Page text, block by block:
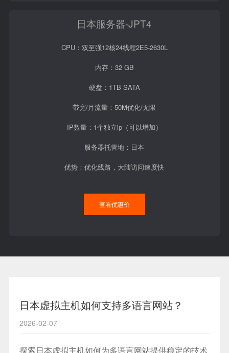
日本服务器-JPT4
CPU：双至强12核24线程2E5-2630L
内存：32 GB
硬盘：1TB SATA
带宽/月流量：50M优化/无限
IP数量：1个独立ip（可以增加）
服务器托管地：日本
优势：优化线路，大陆访问速度快
查看优惠价
日本虚拟主机如何支持多语言网站？
2026-02-07
探索日本虚拟主机如何为多语言网站提供稳定的技术